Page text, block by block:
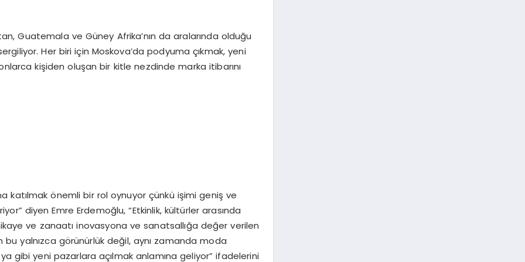
Guatemala ve Güney Afrika’nın da aralarında olduğu
Her biri için Moskova’da podyuma çıkmak, yeni
kişiden oluşan bir kitle nezdinde marka itibarını
katılmak önemli bir rol oynuyor çünkü işimi geniş ve
diyen Emre Erdemoğlu, “Etkinlik, kültürler arasında
ve zanaatı inovasyona ve sanatsallığa değer verilen
yalnızca görünürlük değil, aynı zamanda moda
gibi yeni pazarlara açılmak anlamına geliyor” ifadelerini